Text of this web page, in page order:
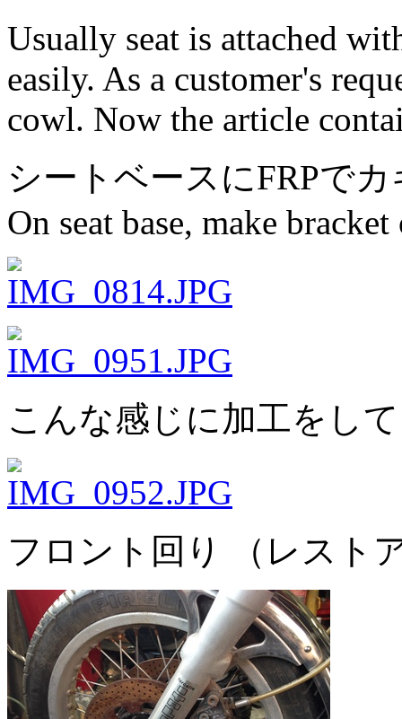
Usually seat is attached
easily. As a customer's
cowl. Now the article
シートベースにFRPで
On seat base, make
こんな感じに加工をし
フロント回り （レスト